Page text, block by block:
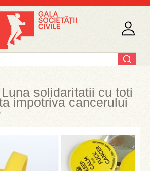
solidaritatii cu toti
impotriva cancerului